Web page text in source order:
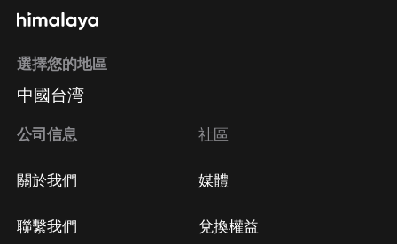
選擇您的地區
中國台湾
公司信息
關於我們
聯繫我們
社區
媒體
兌換權益